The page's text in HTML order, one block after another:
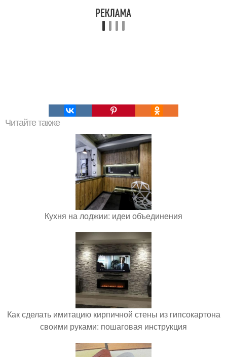
Читайте также
Кухня на лоджии: идеи объединения
Как сделать имитацию кирпичной стены из гипсокартона
своими руками: пошаговая инструкция